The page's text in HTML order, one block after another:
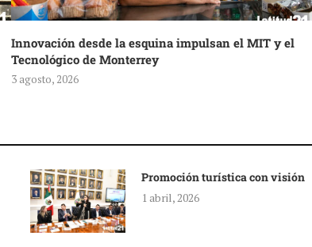
Innovación desde la esquina impulsan el MIT y el
Tecnológico de Monterrey
3 agosto, 2026
Promoción turística con visión
1 abril, 2026